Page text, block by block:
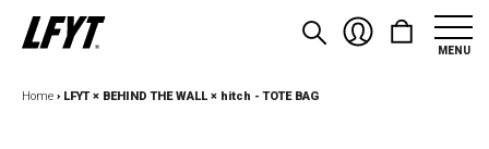
MENU
Home › LFYT × BEHIND THE WALL × hitch - TOTE BAG